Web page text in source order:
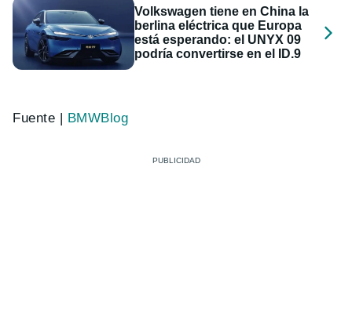
Volkswagen tiene en China la
berlina eléctrica que Europa
está esperando: el UNYX 09
podría convertirse en el ID.9
Fuente | BMWBlog